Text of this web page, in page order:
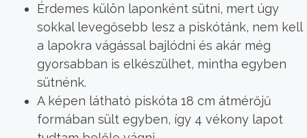
Érdemes külön laponként sütni, mert úgy
sokkal levegősebb lesz a piskótánk, nem kell
a lapokra vágással bajlódni és akár még
gyorsabban is elkészülhet, mintha egyben
sütnénk.
A képen látható piskóta 18 cm átmérőjű
formában sült egyben, így 4 vékony lapot